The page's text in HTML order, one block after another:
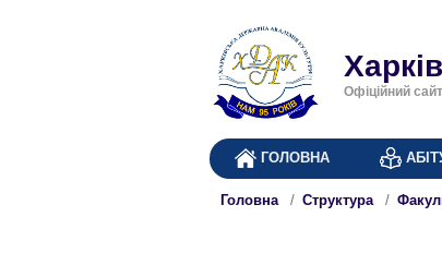
Офіційний сайт
ГОЛОВНА
Головна Структура